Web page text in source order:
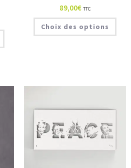
89,00€ TTC
Choix des options